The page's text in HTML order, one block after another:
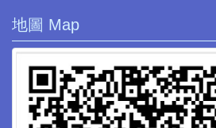
地圖 Map